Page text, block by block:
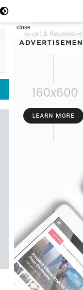
close